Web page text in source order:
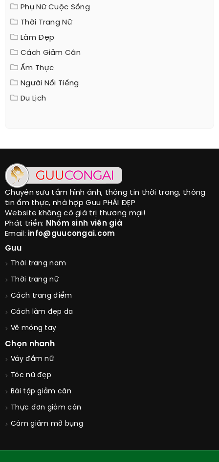
Phụ Nữ Cuộc Sống
Thời Trang Nữ
Làm Đẹp
Cách Giảm Cân
Ẩm Thực
Người Nổi Tiếng
Du Lịch
Chuyên sưu tầm hình ảnh, thông tin thời trang, thông
tin ẩm thực, nhà hợp Guu PHÁI ĐẸP
Website không có giá trị thương mại!
Phát triển: Nhóm sinh viên già
Email: info@guucongai.com
Guu
Thời trang nam
Thời trang nữ
Cách trang điểm
Cách làm đẹp da
Vẽ móng tay
Chọn nhanh
Váy đầm nữ
Tóc nữ đẹp
Bài tập giảm cân
Thực đơn giảm cân
Cảm giảm mỡ bụng